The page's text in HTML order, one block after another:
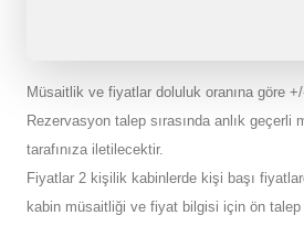
Müsaitlik ve fiyatlar doluluk oranına göre
Rezervasyon talep sırasında anlık
tarafınıza iletilecektir.
Fiyatlar 2 kişilik kabinlerde kişi başı
kabin müsaitliği ve fiyat bilgisi için ön talep